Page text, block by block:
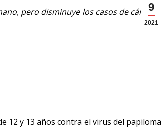
9
2021
pero disminuye los casos de cáncer,
12 y 13 años contra el virus del papiloma